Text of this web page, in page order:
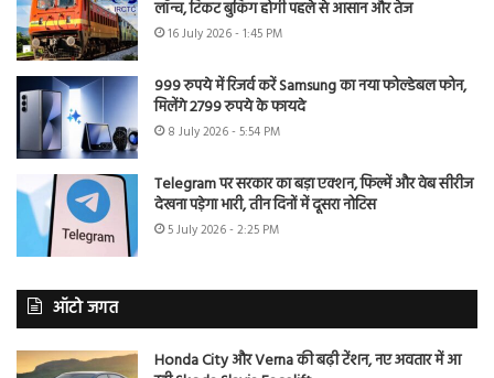
लॉन्च, टिकट बुकिंग होगी पहले से आसान और तेज
16 July 2026 - 1:45 PM
999 रुपये में रिजर्व करें Samsung का नया फोल्डेबल फोन,
मिलेंगे 2799 रुपये के फायदे
8 July 2026 - 5:54 PM
Telegram पर सरकार का बड़ा एक्शन, फिल्में और वेब सीरीज
देखना पड़ेगा भारी, तीन दिनों में दूसरा नोटिस
5 July 2026 - 2:25 PM
ऑटो जगत
Honda City और Verna की बढ़ी टेंशन, नए अवतार में आ